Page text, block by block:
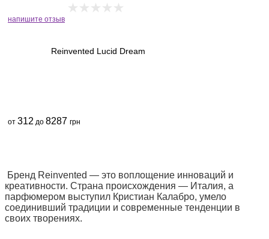
напишите отзыв
Reinvented Lucid Dream
от 312 до 8287 грн
Бренд Reinvented — это воплощение инноваций и
креативности. Страна происхождения — Италия, а
парфюмером выступил Кристиан Калабро, умело
соединивший традиции и современные тенденции в
своих творениях.